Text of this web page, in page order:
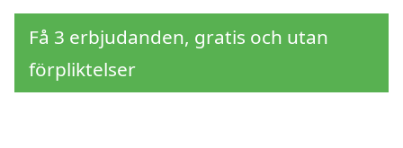
Få 3 erbjudanden, gratis och utan
förpliktelser